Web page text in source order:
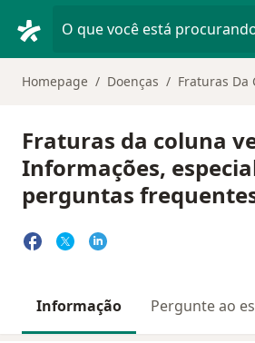
O que você está
Homepage Doenças Fraturas Da
Fraturas da coluna
Informações,
perguntas
Informação Pergunte ao